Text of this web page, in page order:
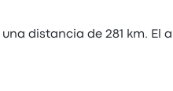
distancia de 281 km. El